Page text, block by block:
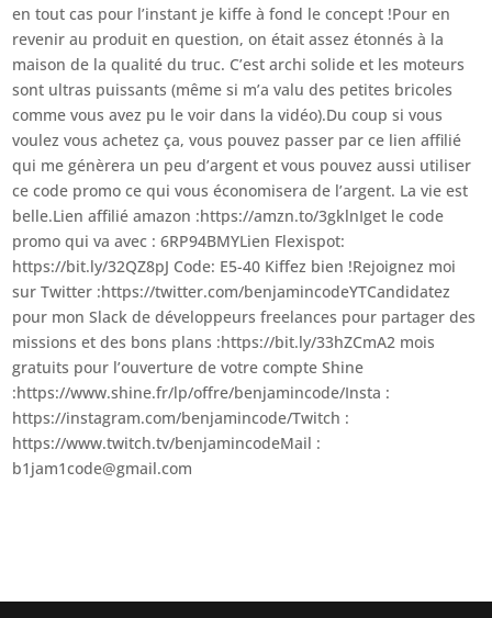
en tout cas pour l’instant je kiffe à fond le concept !Pour en
revenir au produit en question, on était assez étonnés à la
maison de la qualité du truc. C’est archi solide et les moteurs
sont ultras puissants (même si m’a valu des petites bricoles
comme vous avez pu le voir dans la vidéo).Du coup si vous
voulez vous achetez ça, vous pouvez passer par ce lien affilié
qui me génèrera un peu d’argent et vous pouvez aussi utiliser
ce code promo ce qui vous économisera de l’argent. La vie est
belle.Lien affilié amazon :https://amzn.to/3gklnIget le code
promo qui va avec : 6RP94BMYLien Flexispot:
https://bit.ly/32QZ8pJ Code: E5-40 Kiffez bien !Rejoignez moi
sur Twitter :https://twitter.com/benjamincodeYTCandidatez
pour mon Slack de développeurs freelances pour partager des
missions et des bons plans :https://bit.ly/33hZCmA2 mois
gratuits pour l’ouverture de votre compte Shine
:https://www.shine.fr/lp/offre/benjamincode/Insta :
https://instagram.com/benjamincode/Twitch :
https://www.twitch.tv/benjamincodeMail :
b1jam1code@gmail.com